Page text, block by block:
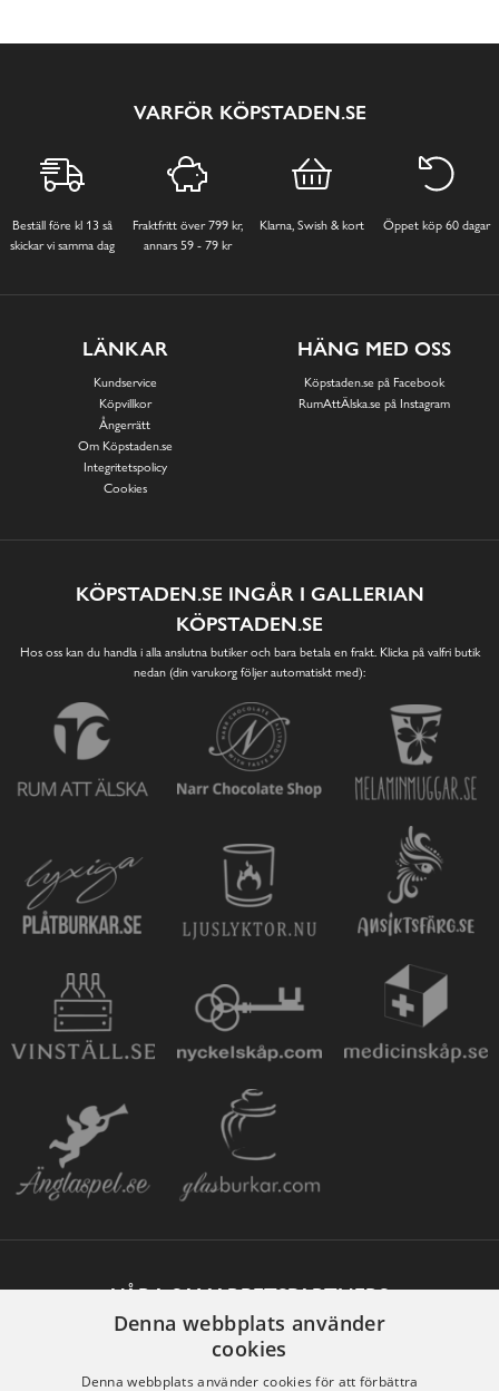
VARFÖR KÖPSTADEN.SE
Beställ före kl 13 så
skickar vi samma dag
Fraktfritt över 799 kr,
annars 59 - 79 kr
Klarna, Swish & kort Öppet köp 60 dagar
LÄNKAR
Kundservice
Köpvillkor
Ångerrätt
Om Köpstaden.se
Integritetspolicy
Cookies
HÄNG MED OSS
Köpstaden.se på Facebook
RumAttÄlska.se på Instagram
KÖPSTADEN.SE INGÅR I GALLERIAN
KÖPSTADEN.SE
Hos oss kan du handla i alla anslutna butiker och bara betala en frakt. Klicka på valfri butik
nedan (din varukorg följer automatiskt med):
VÅRA SAMARBETSPARTNERS
Denna webbplats använder
cookies
Denna webbplats använder cookies för att förbättra